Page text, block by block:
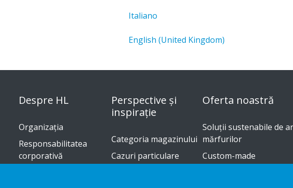
Italiano
English (United Kingdom)
Despre HL
Organizația
Responsabilitatea
corporativă
Perspective și
inspirație
Categoria magazinului
Cazuri particulare
Oferta noastră
Soluții sustenabile de
mărfurilor
Custom-made